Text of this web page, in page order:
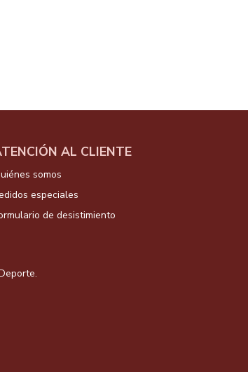
AL CLIENTE
somos
especiales
de desistimiento